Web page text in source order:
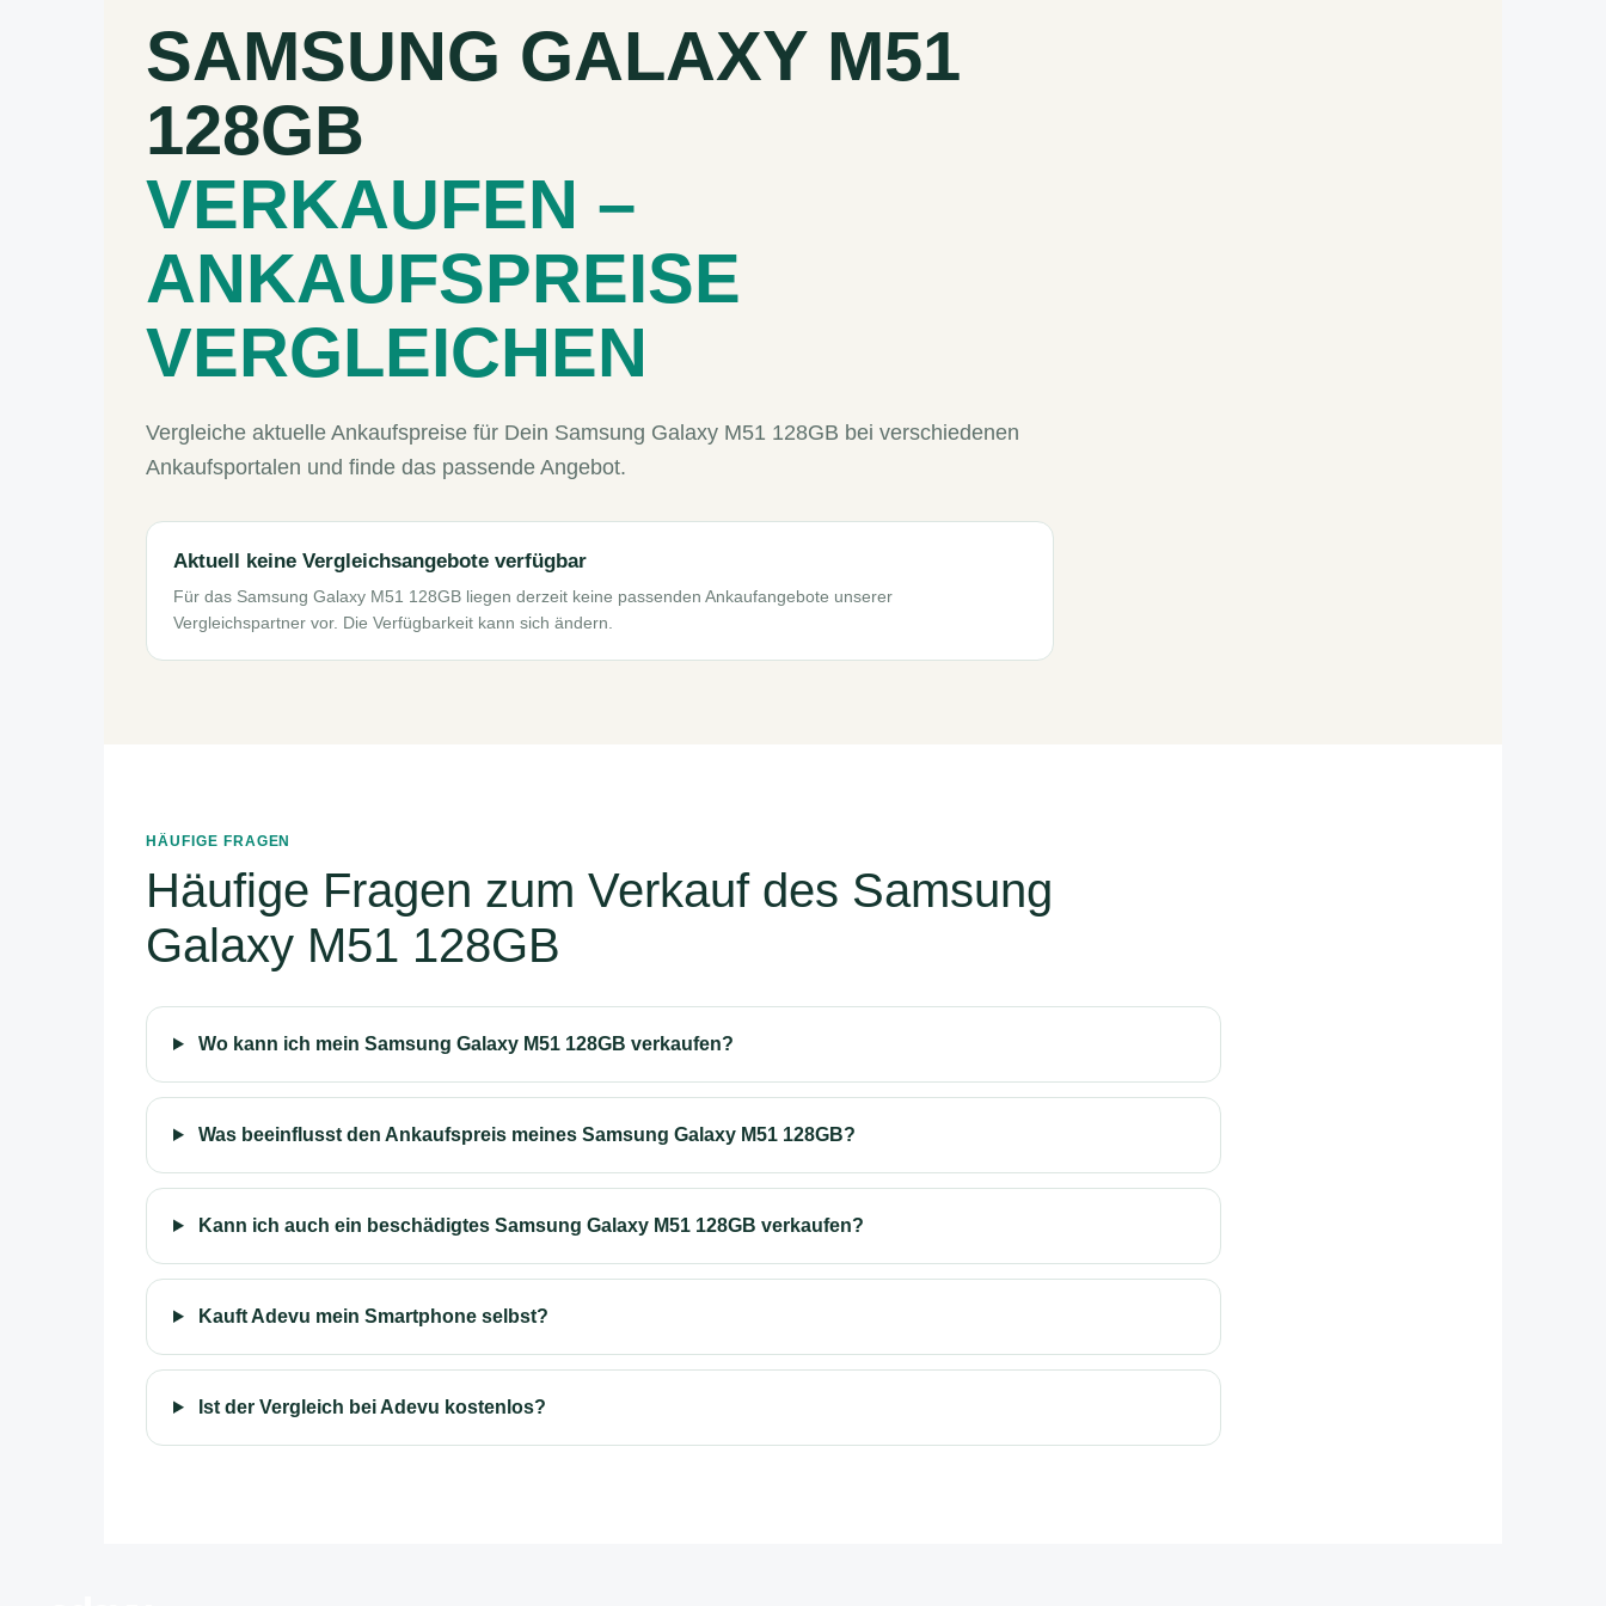
SAMSUNG GALAXY M51
128GB
VERKAUFEN –
ANKAUFSPREISE
VERGLEICHEN
Vergleiche aktuelle Ankaufspreise für Dein Samsung Galaxy M51 128GB bei verschiedenen
Ankaufsportalen und finde das passende Angebot.
Aktuell keine Vergleichsangebote verfügbar
Für das Samsung Galaxy M51 128GB liegen derzeit keine passenden Ankaufangebote unserer
Vergleichspartner vor. Die Verfügbarkeit kann sich ändern.
HÄUFIGE FRAGEN
Häufige Fragen zum Verkauf des Samsung
Galaxy M51 128GB
Wo kann ich mein Samsung Galaxy M51 128GB verkaufen?
Was beeinflusst den Ankaufspreis meines Samsung Galaxy M51 128GB?
Kann ich auch ein beschädigtes Samsung Galaxy M51 128GB verkaufen?
Kauft Adevu mein Smartphone selbst?
Ist der Vergleich bei Adevu kostenlos?